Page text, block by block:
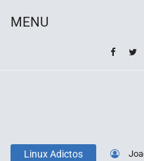
MENU
Linux Adictos